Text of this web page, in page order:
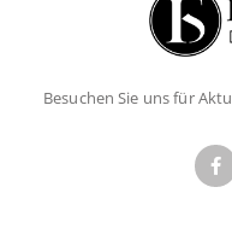
Besuchen Sie uns für